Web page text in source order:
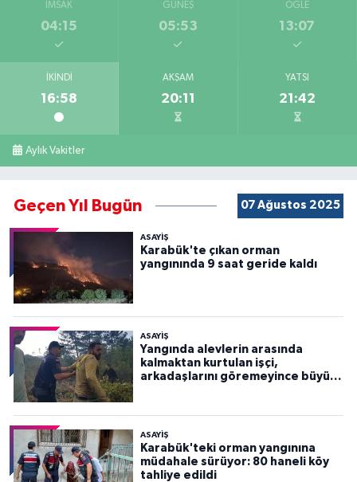
İMSAK
04:15
GÜNEŞ
05:53
ÖĞLE
13:07
İKINDI
16:58
AKŞAM
20:11
YATSI
21:42
Aylık Vakitler
Geçen Yıl Bugün 07 Ağustos 2025
ASAYİŞ
Karabük'te çıkan orman
yangınında 9 saat geride kaldı
ASAYİŞ
Yangında alevlerin arasında
kalmaktan kurtulan işçi,
arkadaşlarını göremeyince büyük
ASAYİŞ
Karabük'teki orman yangınına
müdahale sürüyor: 80 haneli köy
tahliye edildi